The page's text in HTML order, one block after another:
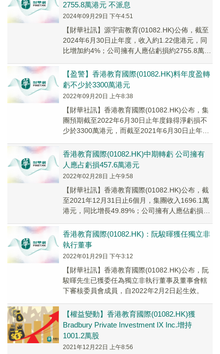
2755.8萬港元 不派息
2024年09月29日 下午4:51
【財華社訊】源宇宙教育(01082.HK)公佈，截至
2024年6月30日止年度，收入約1.22億港元，同
比增加約4%；公司擁有人應佔虧損約2755.8萬港
【盈警】香港教育國際(01082.HK)料年度盈轉
虧不少於3300萬港元
2022年09月20日 上午8:38
【財華社訊】香港教育國際(01082.HK)公布，集
團預期截至2022年6月30日止年度錄得淨虧損不
少於3300萬港元，而截至2021年6月30日止年度
香港教育國際(01082.HK)中期轉虧 公司擁有
人應占虧損457.6萬港元
2022年02月28日 上午9:58
【財華社訊】香港教育國際(01082.HK)公布，截
至2021年12月31日止6個月，集團收入1696.1萬
港元，同比增長49.89%；公司擁有人應佔虧損
香港教育國際(01082.HK)：阮駿暉獲任獨立非
執行董事
2022年01月29日 下午3:12
【財華社訊】香港教育國際(01082.HK)公布，阮
駿暉先生已獲委任為獨立非執行董事及董事會轄
下審核委員會成員，自2022年2月2日起生效。
【權益變動】香港教育國際(01082.HK)獲
Bradbury Private Investment IX Inc.增持
1001.2萬股
2021年12月22日 上午8:56